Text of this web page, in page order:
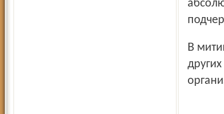
В митинге приняли участие представители профсоюзов и